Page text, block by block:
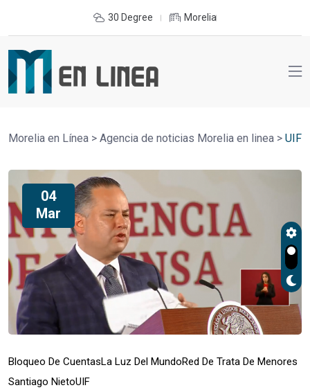
30 Degree Morelia
Morelia en Línea > Agencia de noticias Morelia en linea > UIF
04
Mar
Bloqueo De CuentasLa Luz Del MundoRed De Trata De Menores
Santiago NietoUIF